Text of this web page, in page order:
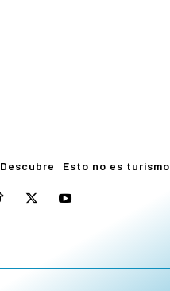
Descubre Esto no es turismo